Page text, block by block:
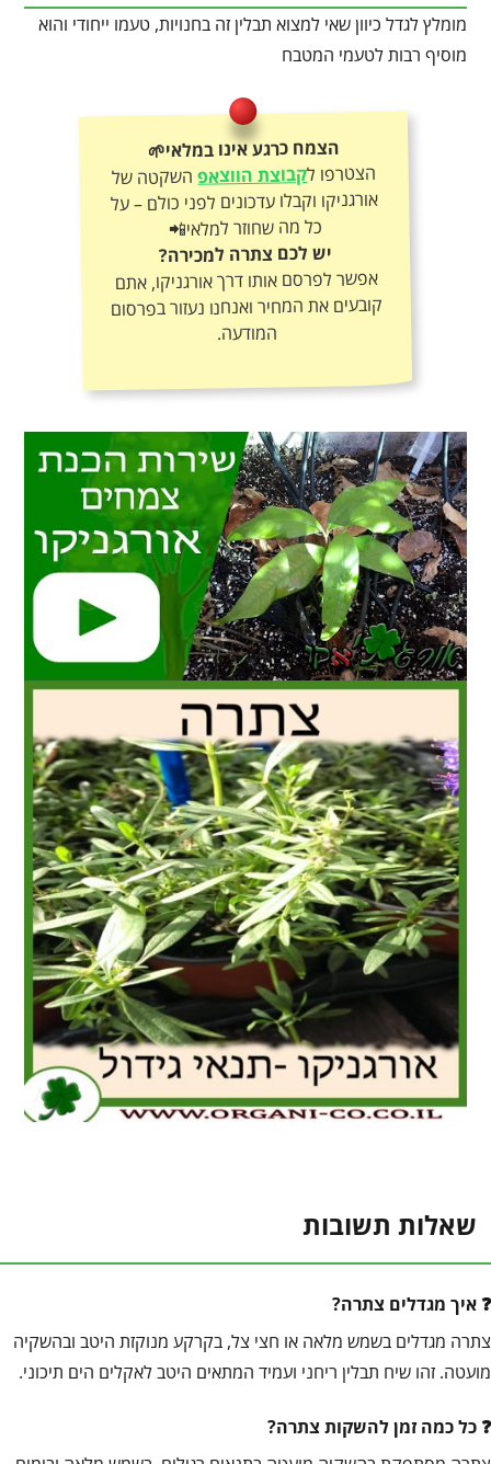
מומלץ לגדל כיוון שאי למצוא תבלין זה בחנויות, טעמו ייחודי והוא
מוסיף רבות לטעמי המטבח
הצמח כרגע אינו במלאי🌱
הצטרפו לקבוצת הווצאפהשקטה של
אורגניקו וקבלו עדכונים לפני כולם – על
כל מה שחוזר למלאי📲
יש לכם צתרה למכירה?
אפשר לפרסם אותו דרך אורגניקו, אתם
קובעים את המחיר ואנחנו נעזור בפרסום
המודעה.
שאלות תשובות
איך מגדלים צתרה?
צתרה מגדלים בשמש מלאה או חצי צל, בקרקע מנוקזת היטב ובהשקיה
מועטה. זהו שיח תבלין ריחני ועמיד המתאים היטב לאקלים הים תיכוני.
כל כמה זמן להשקות צתרה?